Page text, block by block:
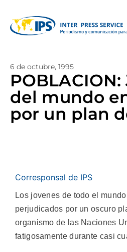
6 de octubre, 1995
del mundo
por un plan
Corresponsal de IPS
Los jovenes de todo el
perjudicados por un oscuro
organismo de las Naciones
fatigosamente durante casi